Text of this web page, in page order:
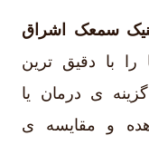
سمعک اشراق
را با دقیق ترین
ی درمان یا
و مقایسه ی